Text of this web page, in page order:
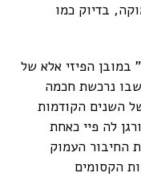
בדיוק כמו
במובן הפיזי אלא של
נרכשת חכמה
השנים הקודמות
לה פיי כאחת
החיבור העמוק
הקסומים